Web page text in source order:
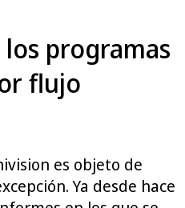
programas
flujo
es objeto de
Ya desde hace